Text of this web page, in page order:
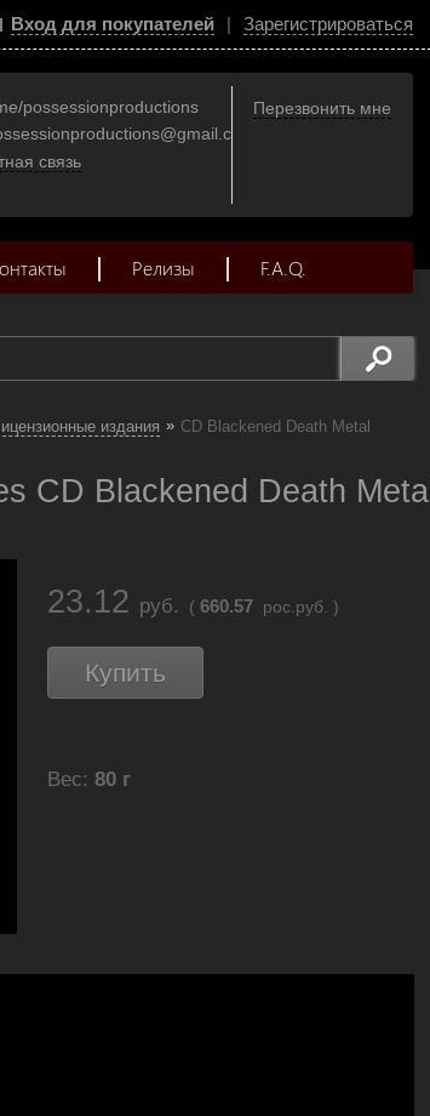
Вход для покупателей | Зарегистрироваться
possessionproductions
связь
Перезвонить мне
Релизы F.A.Q.
издания » CD Blackened Death Metal
CD Blackened Death Metal
23.12 руб. ( 660.57 рос.руб. )
Купить
Вес: 80 г